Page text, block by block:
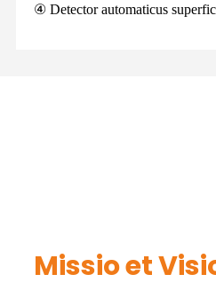
④ Detector automaticus
Missio et